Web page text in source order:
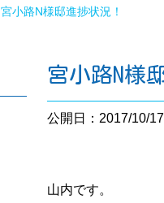
宮小路N様邸進捗状況！
宮小路N様
公開日：2017/10/
山内です。